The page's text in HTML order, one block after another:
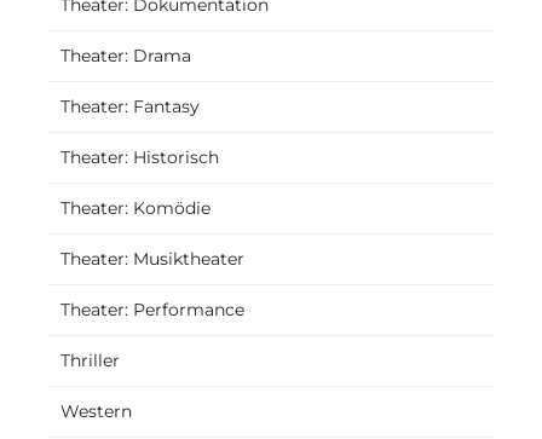
Theater: Dokumentation
Theater: Drama
Theater: Fantasy
Theater: Historisch
Theater: Komödie
Theater: Musiktheater
Theater: Performance
Thriller
Western